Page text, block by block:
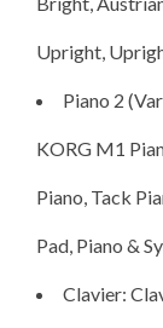
Upright,
Piano 2
KORG M1
Piano, Tack
Pad, Piano &
Clavier: